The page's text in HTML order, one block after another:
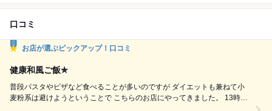
口コミ
お店が選ぶピックアップ！口コミ
健康和風ご飯✯
普段パスタやピザなど食べることが多いのですが ダイエットも兼ねて小
麦粉系は避けようということで こちらのお店にやってきました。 13時30